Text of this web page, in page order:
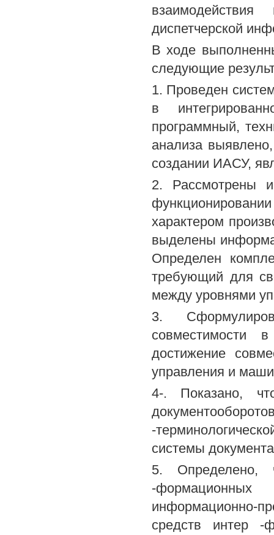
диспетчерской
В ходе
следующие
1. Проведен
в
программный,
анализа
создании ИАСУ,
2. Рассмотрены
характером
выделены
Определен
требующий для
между уровнями
3.
совместимости
достижение
управления и
4-. Показано,
-
системы
5. Определено,
-
информационно-
средств интер -